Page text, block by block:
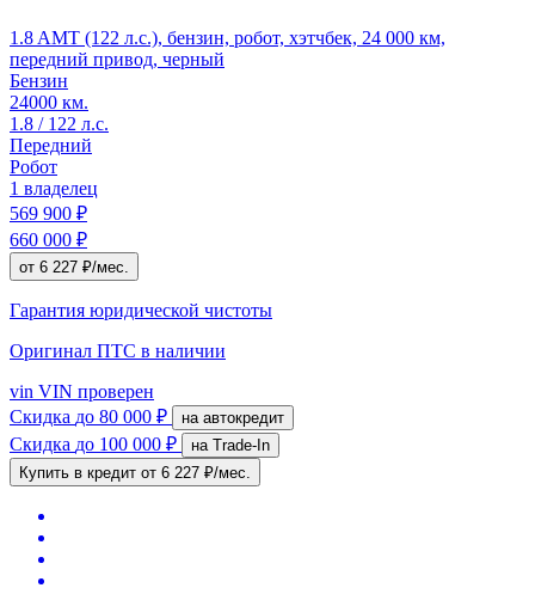
1.8 AMT (122 л.с.), бензин, робот, хэтчбек, 24 000 км,
передний привод, черный
Бензин
24000 км.
1.8 / 122 л.с.
Передний
Робот
1 владелец
569 900 ₽
660 000 ₽
от 6 227 ₽/мес.
Гарантия юридической чистоты
Оригинал ПТС в наличии
vin VIN проверен
Скидка до 80 000 ₽ на автокредит
Скидка до 100 000 ₽
на Trade-In
Купить в кредит от 6 227 ₽/мес.